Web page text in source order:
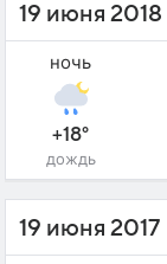
19 июня 2018
ночь
+18°
дождь
19 июня 2017